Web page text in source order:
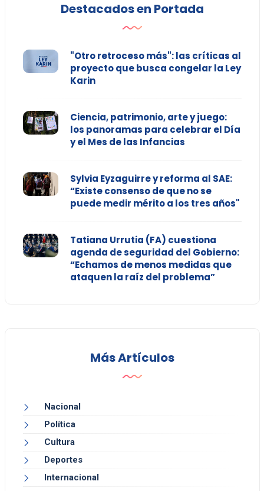
Destacados en Portada
"Otro retroceso más": las críticas al
proyecto que busca congelar la Ley
Karin
Ciencia, patrimonio, arte y juego:
los panoramas para celebrar el Día
y el Mes de las Infancias
Sylvia Eyzaguirre y reforma al SAE:
“Existe consenso de que no se
puede medir mérito a los tres años"
Tatiana Urrutia (FA) cuestiona
agenda de seguridad del Gobierno:
“Echamos de menos medidas que
ataquen la raíz del problema”
Más Artículos
Nacional
Política
Cultura
Deportes
Internacional